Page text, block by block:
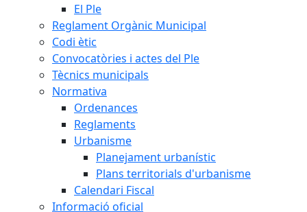
El Ple
Reglament Orgànic Municipal
Codi ètic
Convocatòries i actes del Ple
Tècnics municipals
Normativa
Ordenances
Reglaments
Urbanisme
Planejament urbanístic
Plans territorials d'urbanisme
Calendari Fiscal
Informació oficial